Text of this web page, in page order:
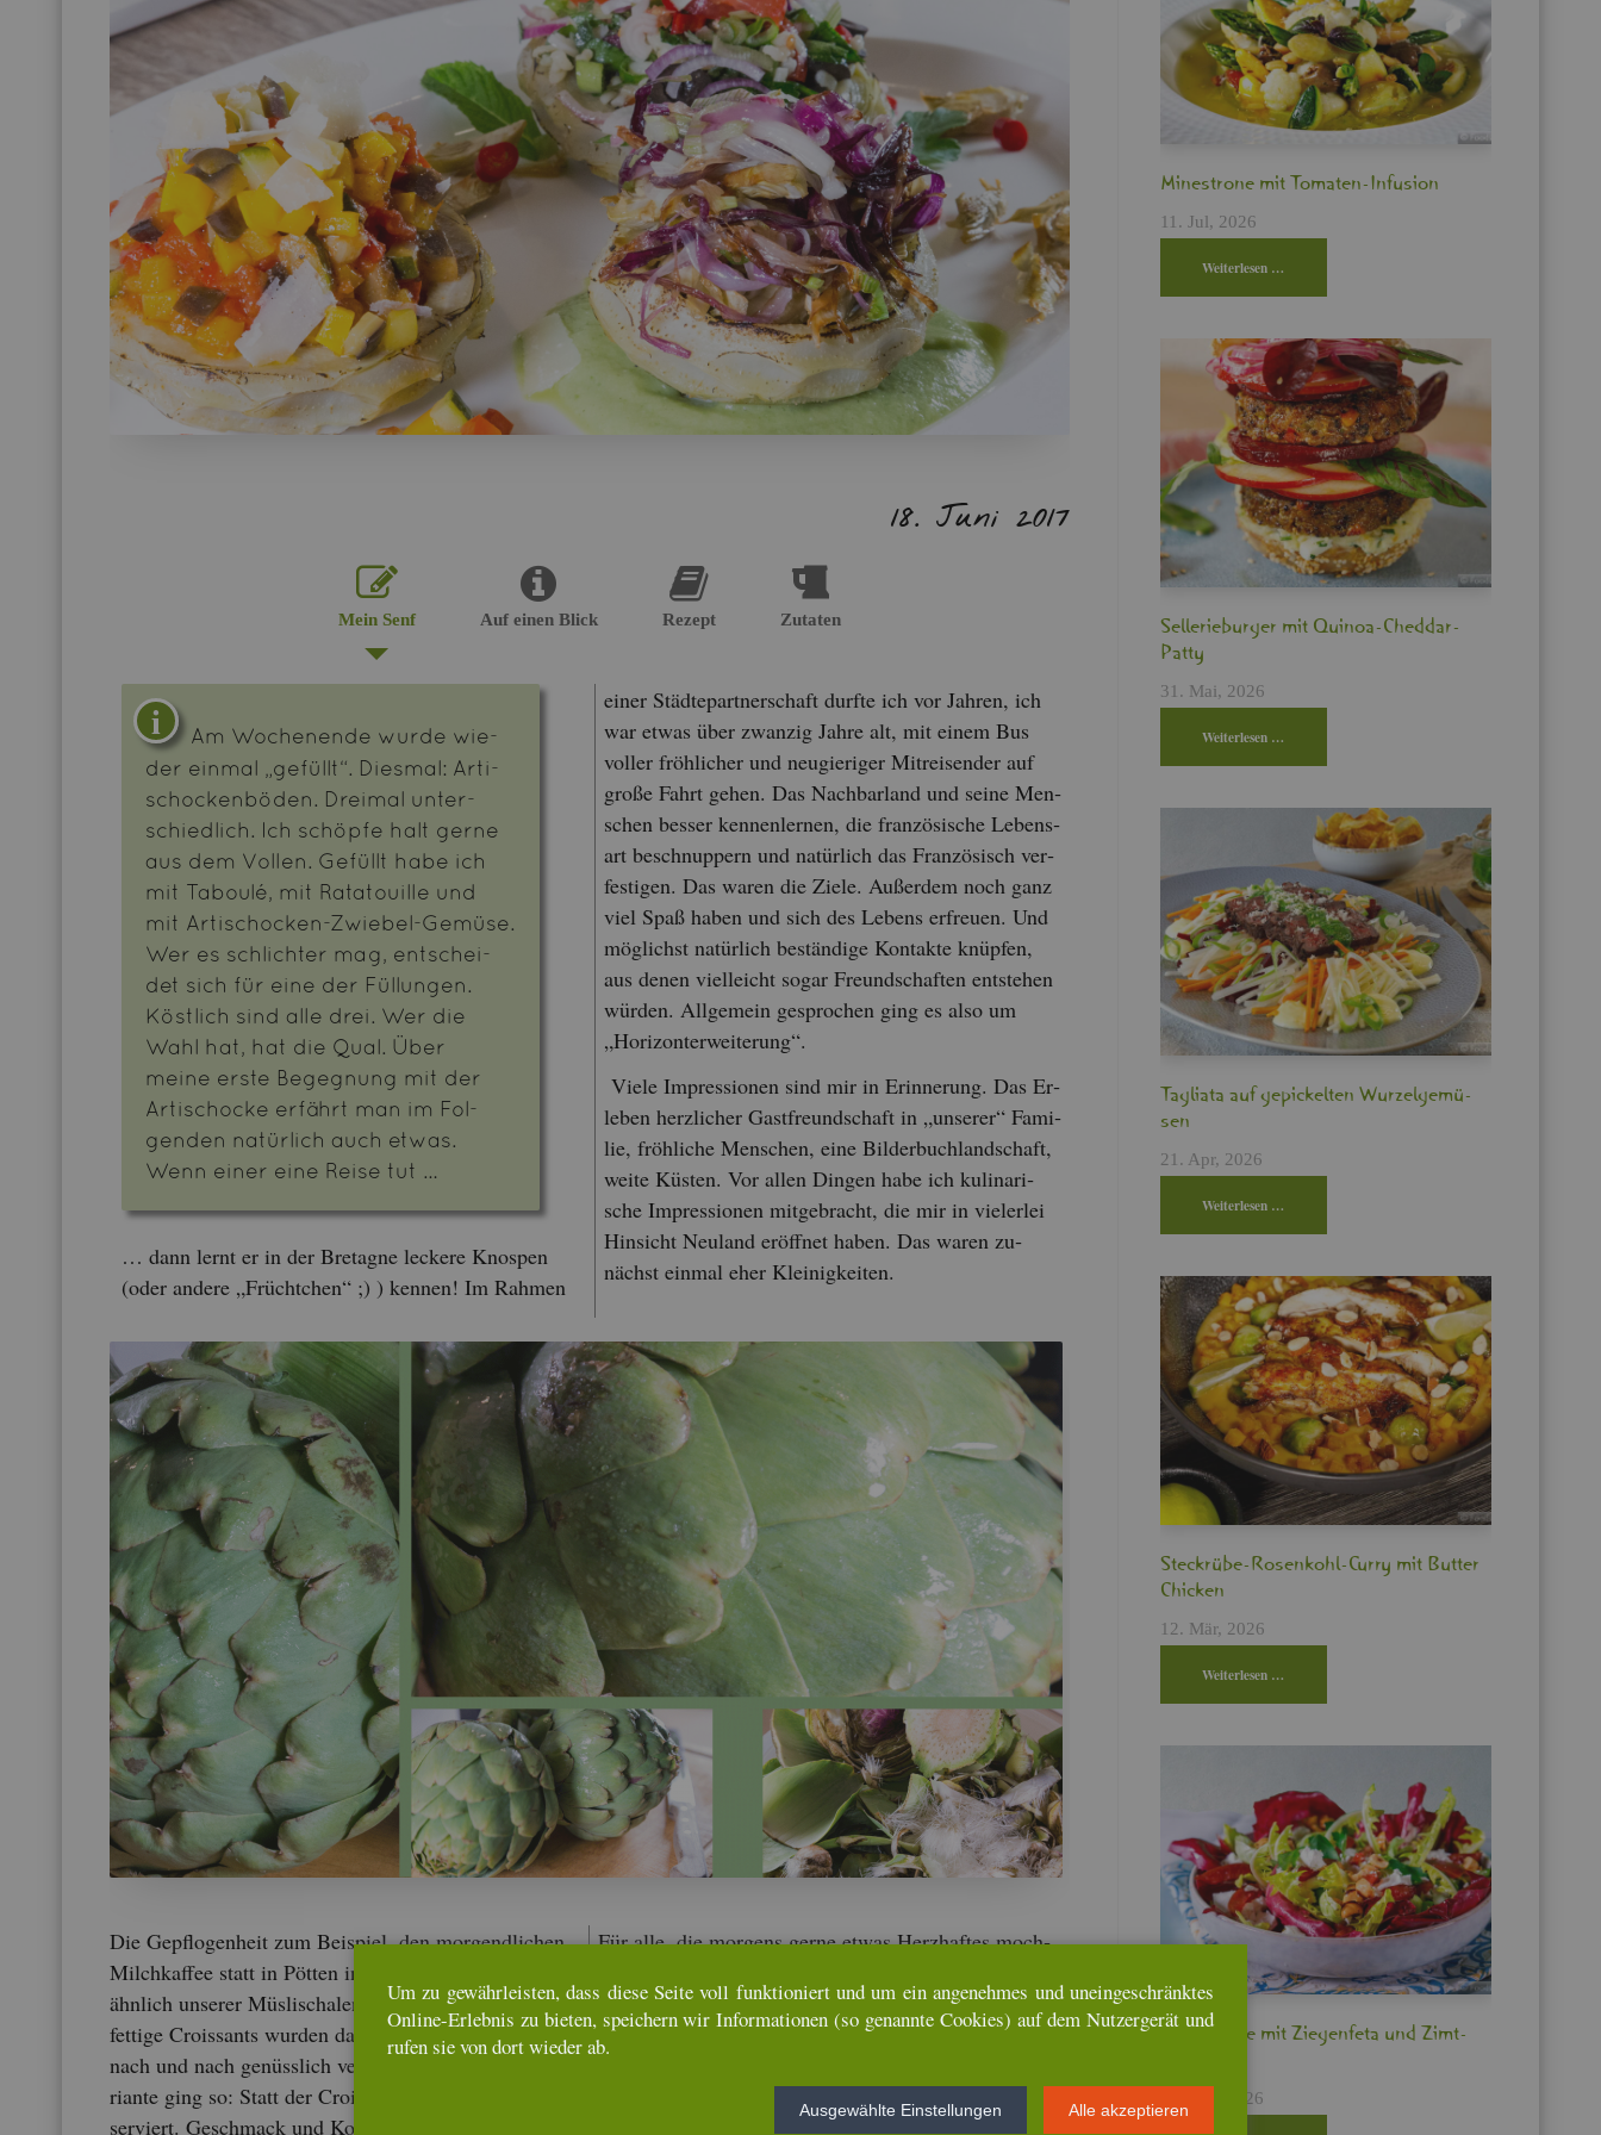
18. Juni 2017
Mein Senf Auf einen Blick Re­zept Zu­ta­ten
Am Wo­chen­en­de wurde wie­
der ein­mal „ge­füllt“. Dies­mal: Ar­ti­
scho­cken­bö­den. Drei­mal un­ter­
schied­lich. Ich schöp­fe halt gerne
aus dem Vol­len. Ge­füllt habe ich
mit Ta­boulé, mit Ra­ta­touille und
mit Ar­ti­scho­cken-Zwie­bel-Ge­mü­se.
Wer es schlich­ter mag, ent­schei­
det sich für eine der Fül­lun­gen.
Köst­lich sind alle drei. Wer die
Wahl hat, hat die Qual. Über
meine erste Be­geg­nung mit der
Ar­ti­scho­cke er­fährt man im Fol­
gen­den na­tür­lich auch etwas.
Wenn einer eine Reise tut …
… dann lernt er in der Bre­ta­gne le­cke­re Knos­pen
(oder an­de­re „Frücht­chen“ ;) ) ken­nen! Im Rah­men
einer Städ­te­part­ner­schaft durf­te ich vor Jah­ren, ich
war etwas über zwan­zig Jahre alt, mit einem Bus
vol­ler fröh­li­cher und neu­gie­ri­ger Mit­rei­sen­der auf
große Fahrt gehen. Das Nach­bar­land und seine Men­
schen bes­ser ken­nen­ler­nen, die fran­zö­si­sche Le­bens­
art be­schnup­pern und na­tür­lich das Fran­zö­sisch ver­
fes­ti­gen. Das waren die Ziele. Au­ßer­dem noch ganz
viel Spaß haben und sich des Le­bens er­freu­en. Und
mög­lichst na­tür­lich be­stän­di­ge Kon­tak­te knüp­fen,
aus denen viel­leicht sogar Freund­schaf­ten ent­ste­hen
wür­den. All­ge­mein ge­spro­chen ging es also um
„Ho­ri­zont­er­wei­te­rung“.
Viele Im­pres­sio­nen sind mir in Er­in­ne­rung. Das Er­
le­ben herz­li­cher Gast­freund­schaft in „un­se­rer“ Fa­mi­
lie, fröh­li­che Men­schen, eine Bil­der­buch­land­schaft,
weite Küs­ten. Vor allen Din­gen habe ich ku­li­na­ri­
sche Im­pres­sio­nen mit­ge­bracht, die mir in vie­ler­lei
Hin­sicht Neu­land er­öff­net haben. Das waren zu­
nächst ein­mal eher Klei­nig­kei­ten.
Die Ge­pflo­gen­heit zum Bei­spiel, den mor­gend­li­chen
Milch­kaf­fee statt in Pöt­ten in klei­nen Schüs­sel­chen,
ähn­lich un­se­rer Müs­li­scha­len, zu ser­vie­ren. Schö­ne
fet­ti­ge Crois­sants wur­den darin hin­ein­ge­taucht und
nach und nach ge­nüss­lich ver­speist. Eine wei­te­re Va­
ri­an­te ging so: Statt der Crois­sants wur­den Hörn­chen
ser­viert. Ge­schmack und Kon­sis­tenz muss man sich
Für alle, die mor­gens gerne etwas Herz­haf­tes moch­
große rus­ti­ka­le Holz­tisch in der Küche war stets
reich­lich ge­deckt. „Ma­dame“ war immer sehr auf­
mei­ner grö­ß­ten Über­ra­schung in fran­zö­si­schen Käse
ver­liebt. Bis dahin habe ich sämt­li­che Käse ge­mie­
Min­es­tro­ne mit To­ma­ten-In­fu­si­on
11. Jul, 2026
Wei­ter­le­sen …
Sel­le­rie­bur­ger mit Qui­noa-Ched­dar-
Patty
31. Mai, 2026
Wei­ter­le­sen …
Ta­glia­ta auf ge­pi­ckel­ten Wur­zel­ge­mü­
sen
21. Apr, 2026
Wei­ter­le­sen …
Steck­rü­be-Ro­sen­kohl-Curry mit But­ter
Chi­cken
12. Mär, 2026
Wei­ter­le­sen …
Bit­ter­sa­la­te mit Zie­gen­fe­ta und Zimt­
17. Feb, 2026
Um zu ge­währ­leis­ten, dass diese Seite voll funk­tio­niert und um ein an­ge­neh­mes und un­ein­ge­schränk­tes
On­line-Er­leb­nis zu bie­ten, spei­chern wir In­for­ma­tio­nen (so ge­nann­te Coo­kies) auf dem Nut­zer­ge­rät und
rufen sie von dort wie­der ab.
Aus­ge­wähl­te Ein­stel­lun­gen Alle ak­zep­tie­ren